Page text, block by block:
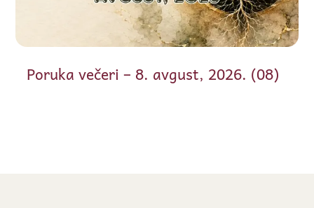
Poruka večeri – 8. avgust, 2026. (08)